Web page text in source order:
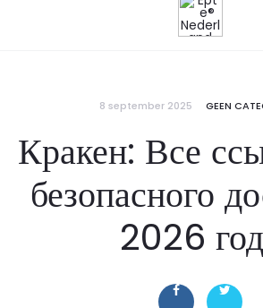
8 september 2025 GEEN
Кракен: Все
безопасного
2026